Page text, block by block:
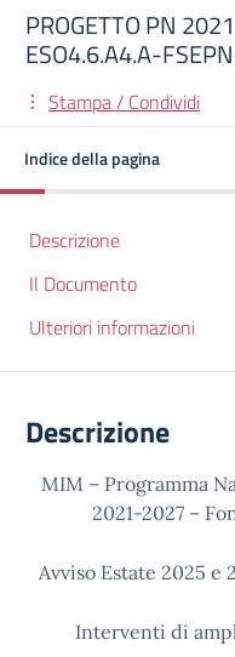
PROGETTO PN
ESO4.6.A4.A-
Stampa / Condividi
Indice della pagina
Descrizione
Il Documento
Ulteriori informazioni
Descrizione
MIM – Programma
2021-2027 –
Avviso Estate 2025 e
Interventi di